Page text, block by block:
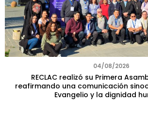
04/08/2026
RECLAC realizó su Primera
reafirmando una comunicación
Evangelio y la dignidad